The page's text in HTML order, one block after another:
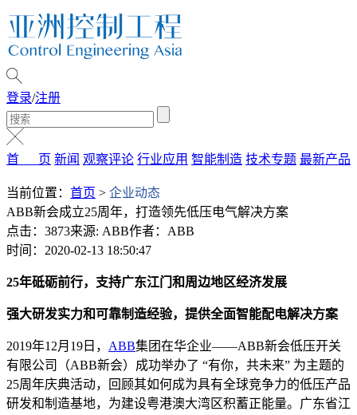
登录/注册
首 页 新闻 观察评论 行业应用 智能制造 技术专题 最新产品
当前位置： 首页 > 企业动态
ABB新会成立25周年，打造领先低压电气解决方案
点击：3873来源: ABB作者：ABB
时间：2020-02-13 18:50:47
25年砥砺前行，支持广东江门和周边地区经济发展
强大研发实力和可靠制造经验，提供全面智能配电解决方案
2019年12月19日， ABB集团在华企业——ABB新会低压开关
有限公司（ABB新会）成功举办了 “有你，共未来” 为主题的
25周年庆典活动，回顾其如何成为具有全球竞争力的低压产品
研发和制造基地，为建设粤港澳大湾区积蓄正能量。广东省江